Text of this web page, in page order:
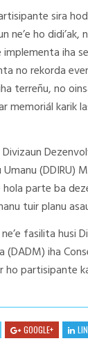
sira
ho didi’ak,
iha
no rekorda
terreñu, no
memoriál karik
(DDIRU)
hola parte ba
tuir planu
fasilita husi
iha
ho partisipante
GOOGLE+